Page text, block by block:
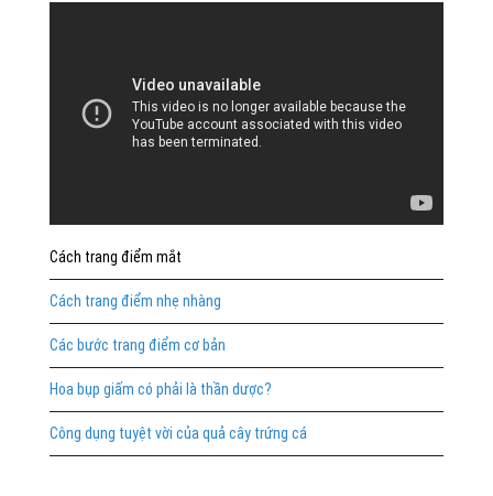
Cách trang điểm mắt
Cách trang điểm nhẹ nhàng
Các bước trang điểm cơ bản
Hoa bụp giấm có phải là thần dược?
Công dụng tuyệt vời của quả cây trứng cá